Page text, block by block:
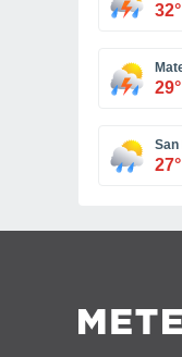
32°
29°
San
27°